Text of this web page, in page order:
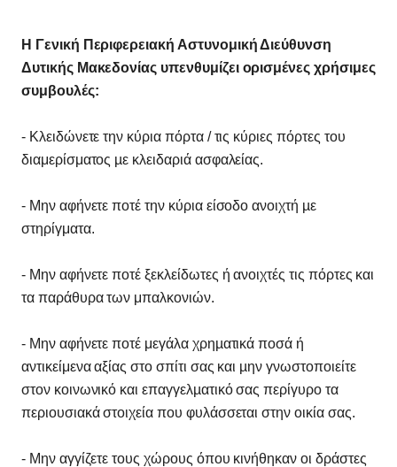
Η Γενική Περιφερειακή Αστυνομική Διεύθυνση
Δυτικής Μακεδονίας υπενθυμίζει ορισμένες χρήσιμες
συμβουλές:
- Κλειδώνετε την κύρια πόρτα / τις κύριες πόρτες του
διαμερίσματος µε κλειδαριά ασφαλείας.
- Μην αφήνετε ποτέ την κύρια είσοδο ανοιχτή µε
στηρίγματα.
- Μην αφήνετε ποτέ ξεκλείδωτες ή ανοιχτές τις πόρτες και
τα παράθυρα των μπαλκονιών.
- Μην αφήνετε ποτέ μεγάλα χρηµατικά ποσά ή
αντικείμενα αξίας στο σπίτι σας και µην γνωστοποιείτε
στον κοινωνικό και επαγγελµατικό σας περίγυρο τα
περιουσιακά στοιχεία που φυλάσσεται στην οικία σας.
- Μην αγγίζετε τους χώρους όπου κινήθηκαν οι δράστες